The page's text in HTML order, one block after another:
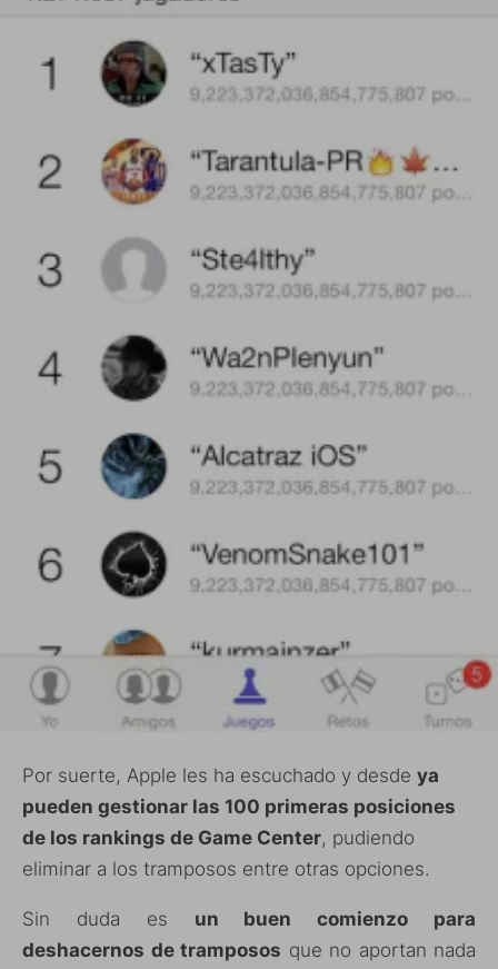
Por suerte, Apple les ha escuchado y desde ya
pueden gestionar las 100 primeras posiciones
de los rankings de Game Center, pudiendo
eliminar a los tramposos entre otras opciones.
Sin duda es un buen comienzo para
deshacernos de tramposos que no aportan nada